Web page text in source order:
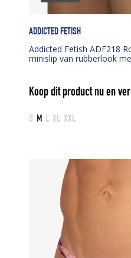
ADDICTED FETISH
Addicted Fetish ADF218
minislip van rubberlook
Koop dit product nu en
S M L XL XXL